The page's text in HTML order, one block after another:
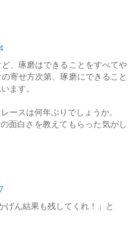
、琢磨はできることをすべてや
寄せ方次第、琢磨にできること
ます。
ースは何年ぶりでしょうか。
面白さを教えてもらった気がし
げん結果も残してくれ！」と